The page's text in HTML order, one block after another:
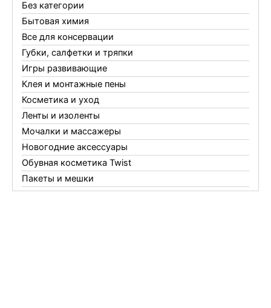
Без категории
Бытовая химия
Все для консервации
Губки, салфетки и тряпки
Игры развивающие
Клея и монтажные пены
Косметика и уход
Ленты и изоленты
Мочалки и массажеры
Новогодние аксессуары
Обувная косметика Twist
Пакеты и мешки
Перчатки